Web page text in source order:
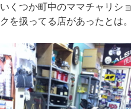
いくつか町中のママチャリシ
クを扱ってる店があったとは。